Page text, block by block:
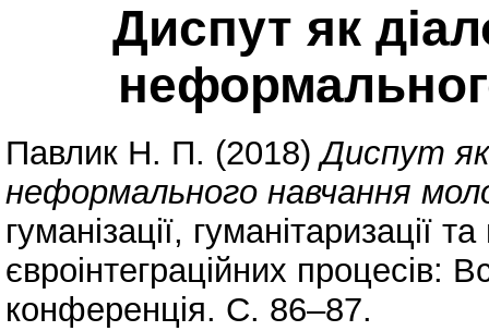
Диспут як
Павлик Н. П. (2018)Диспут як
неформального навчання
гуманізації, гуманітаризації
євроінтеграційних процесів:
конференція. С. 86–87.